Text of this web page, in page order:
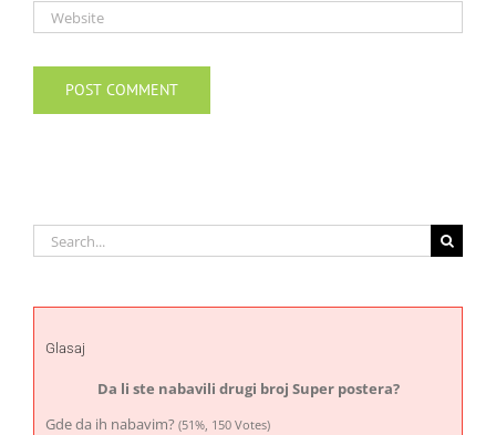
Search
for:
Glasaj
Da li ste nabavili drugi broj Super postera?
Gde da ih nabavim? (51%, 150 Votes)